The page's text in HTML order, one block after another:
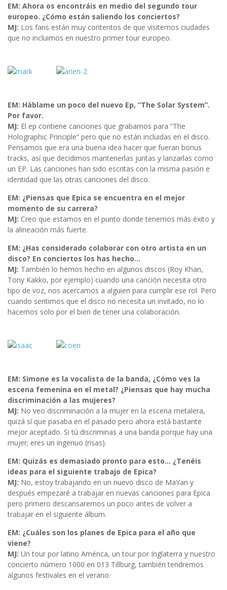
EM: Ahora os encontráis en medio del segundo tour
europeo. ¿Cómo están saliendo los conciertos?
MJ: Los fans están muy contentos de que visitemos ciudades
que no incluimos en nuestro primer tour europeo.
EM: Háblame un poco del nuevo Ep, “The Solar System”.
Por favor.
MJ: El ep contiene canciones que grabamos para “The
Holographic Principle” pero que no están incluidas en el disco.
Pensamos que era una buena idea hacer que fueran bonus
tracks, así que decidimos mantenerlas juntas y lanzarlas como
un EP. Las canciones han sido escritas con la misma pasión e
identidad que las otras canciones del disco.
EM: ¿Piensas que Epica se encuentra en el mejor
momento de su carrera?
MJ: Creo que estamos en el punto donde tenemos más éxito y
la alineación más fuerte.
EM: ¿Has considerado colaborar con otro artista en un
disco? En conciertos los has hecho…
MJ: También lo hemos hecho en algunos discos (Roy Khan,
Tony Kakko, por ejemplo) cuando una canción necesita otro
tipo de voz, nos acercamos a alguien para cumplir ese rol. Pero
cuando sentimos que el disco no necesita un invitado, no lo
hacemos solo por el bien de tener una colaboración.
EM: Simone es la vocalista de la banda, ¿Cómo ves la
escena femenina en el metal? ¿Piensas que hay mucha
discriminación a las mujeres?
MJ: No veo discriminación a la mujer en la escena metalera,
quizá sí que pasaba en el pasado pero ahora está bastante
mejor aceptado. Si tú discriminas a una banda porque hay una
mujer; eres un ingenuo (risas).
EM: Quizás es demasiado pronto para esto… ¿Tenéis
ideas para el siguiente trabajo de Epica?
MJ: No, estoy trabajando en un nuevo disco de MaYan y
después empezaré a trabajar en nuevas canciones para Epica
pero primero descansaremos un poco antes de volver a
trabajar en el siguiente álbum.
EM: ¿Cuáles son los planes de Epica para el año que
viene?
MJ: Un tour por latino América, un tour por Inglaterra y nuestro
concierto número 1000 en 013 Tillburg, también tendremos
algunos festivales en el verano.